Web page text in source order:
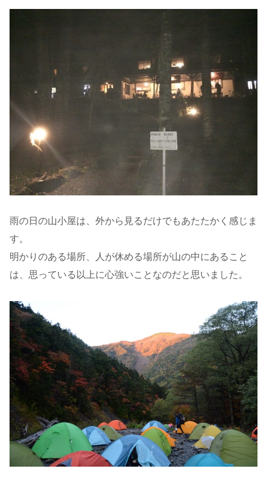
雨の日の山小屋は、外から見るだけでもあたたかく感じま
す。
明かりのある場所、人が休める場所が山の中にあること
は、思っている以上に心強いことなのだと思いました。